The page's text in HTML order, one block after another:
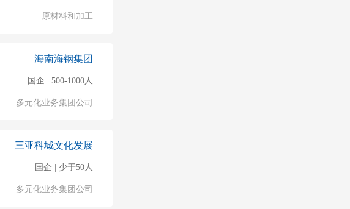
原材料和加工
海南海钢集团
国企 | 500-1000人
多元化业务集团公司
三亚科城文化发展
国企 | 少于50人
多元化业务集团公司